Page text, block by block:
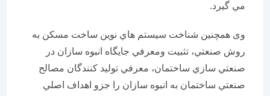
مي گيرد.
وی همچنین شناخت سيستم هاي نوين ساخت مسکن به
روش صنعتي، تثبيت ومعرفي جايگاه انبوه سازان در
صنعتي سازي ساختمان، معرفي توليد کنندگان مصالح
صنعتي ساختمان به انبوه سازان را جزو اهداف اصلي